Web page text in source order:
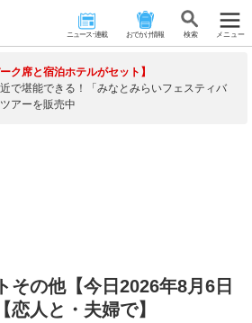
ニュース･連載 おでかけ情報 検 索 メニュー
ーク席と宿泊ホテルがセット】
で堪能できる！「みなとみらいフェスティバ
アーを販売中
その他【今日2026年8月6日
恋人と・夫婦で】